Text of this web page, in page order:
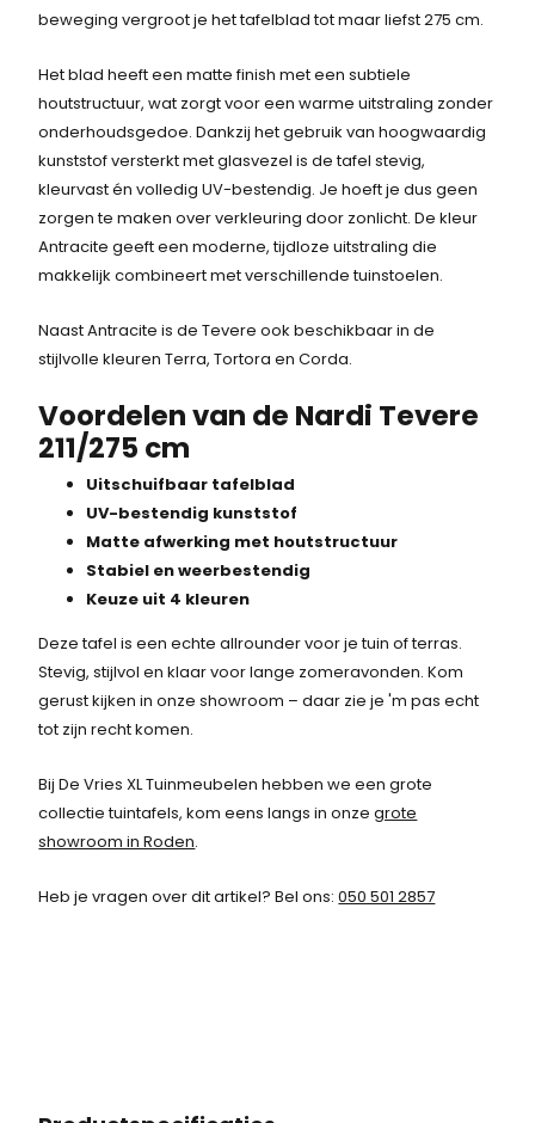
e
i
j
k
e
p
r
i
j
w
a
:
.
5
1
3
,
.
i
s
i
s
:
1
.
4
3
,
-
beweging vergroot je het tafelblad tot maar liefst 275 cm.
Het blad heeft een matte finish met een subtiele
houtstructuur, wat zorgt voor een warme uitstraling zonder
onderhoudsgedoe. Dankzij het gebruik van hoogwaardig
kunststof versterkt met glasvezel is de tafel stevig,
kleurvast én volledig UV-bestendig. Je hoeft je dus geen
zorgen te maken over verkleuring door zonlicht. De kleur
Antracite geeft een moderne, tijdloze uitstraling die
makkelijk combineert met verschillende tuinstoelen.
Naast Antracite is de Tevere ook beschikbaar in de
stijlvolle kleuren Terra, Tortora en Corda.
Voordelen van de Nardi Tevere
211/275 cm
Uitschuifbaar tafelblad
UV-bestendig kunststof
Matte afwerking met houtstructuur
Stabiel en weerbestendig
Keuze uit 4 kleuren
Deze tafel is een echte allrounder voor je tuin of terras.
Stevig, stijlvol en klaar voor lange zomeravonden. Kom
gerust kijken in onze showroom – daar zie je 'm pas echt
tot zijn recht komen.
Bij De Vries XL Tuinmeubelen hebben we een grote
collectie tuintafels, kom eens langs in onzegrote
showroom in Roden.
Heb je vragen over dit artikel? Bel ons:050 501 2857